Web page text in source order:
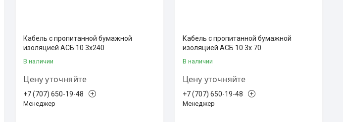
Кабель с пропитанной бумажной
изоляцией АСБ 10 3х240
В наличии
Цену уточняйте
+7 (707) 650-19-48
Менеджер
Кабель с пропитанной бумажной
изоляцией АСБ 10 3х 70
В наличии
Цену уточняйте
+7 (707) 650-19-48
Менеджер